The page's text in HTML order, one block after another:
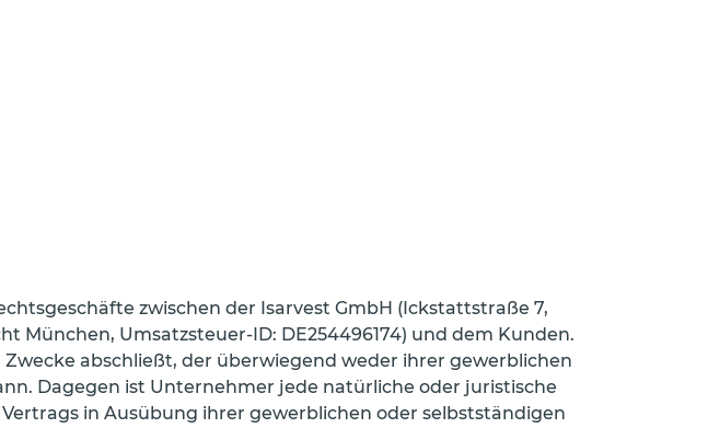
zwischen der Isarvest GmbH (Ickstattstraße 7,
München, Umsatzsteuer-ID: DE254496174) und dem Kunden.
abschließt, der überwiegend weder ihrer gewerblichen
Dagegen ist Unternehmer jede natürliche oder juristische
in Ausübung ihrer gewerblichen oder selbstständigen